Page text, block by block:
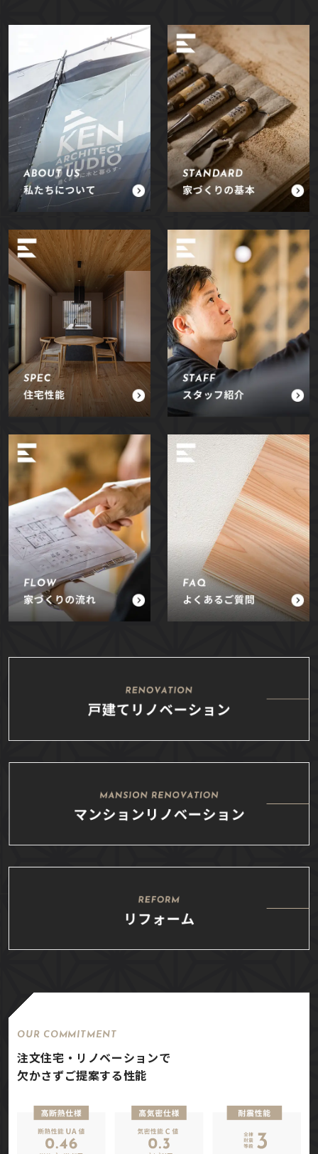
OUR COMMITMENT
注文住宅・リノベーションで
欠かさずご提案する性能